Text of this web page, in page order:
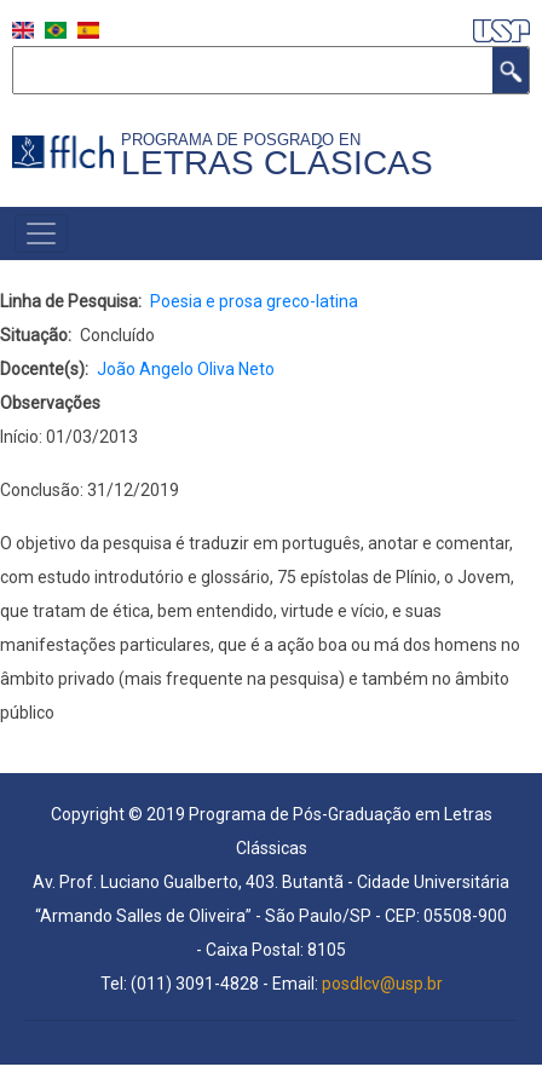
to
PROGRAMA DE POSGRADO EN
LETRAS CLÁSICAS
NAVEGAÇÃO
PRINCIPAL
Linha de Pesquisa
Poesia e prosa greco-latina
Situação
Concluído
Docente(s)
João Angelo Oliva Neto
Observações
Início: 01/03/2013
Conclusão: 31/12/2019
O objetivo da pesquisa é traduzir em português, anotar e comentar,
com estudo introdutório e glossário, 75 epístolas de Plínio, o Jovem,
que tratam de ética, bem entendido, virtude e vício, e suas
manifestações particulares, que é a ação boa ou má dos homens no
âmbito privado (mais frequente na pesquisa) e também no âmbito
público
Copyright © 2019 Programa de Pós-Graduação em Letras
Clássicas
Av. Prof. Luciano Gualberto, 403. Butantã - Cidade Universitária
“Armando Salles de Oliveira” - São Paulo/SP - CEP: 05508-900
- Caixa Postal: 8105
Tel: (011) 3091-4828 - Email: posdlcv@usp.br